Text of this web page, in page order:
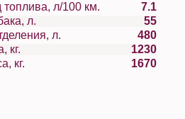
л/100 км.
7.1
Объем топливного бака, л.
55
Объем багажного отделения, л.
480
Снаряженная масса, кг.
1230
Максимальная масса, кг.
1670